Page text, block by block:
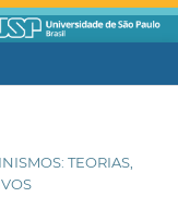
TEORIAS,